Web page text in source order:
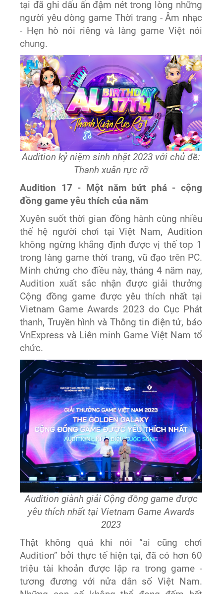
tại đã ghi dấu ấn đậm nét trong lòng những
người yêu dòng game Thời trang - Âm nhạc
- Hẹn hò nói riêng và làng game Việt nói
chung.
Audition kỷ niệm sinh nhật 2023 với chủ đề:
Thanh xuân rực rỡ
Audition 17 - Một năm bứt phá - cộng
đồng game yêu thích của năm
Xuyên suốt thời gian đồng hành cùng nhiều
thế hệ người chơi tại Việt Nam, Audition
không ngừng khẳng định được vị thế top 1
trong làng game thời trang, vũ đạo trên PC.
Minh chứng cho điều này, tháng 4 năm nay,
Audition xuất sắc nhận được giải thưởng
Cộng đồng game được yêu thích nhất tại
Vietnam Game Awards 2023 do Cục Phát
thanh, Truyền hình và Thông tin điện tử, báo
VnExpress và Liên minh Game Việt Nam tổ
chức.
Audition giành giải Cộng đồng game được
yêu thích nhất tại Vietnam Game Awards
2023
Thật không quá khi nói “ai cũng chơi
Audition” bởi thực tế hiện tại, đã có hơn 60
triệu tài khoản được lập ra trong game -
tương đương với nửa dân số Việt Nam.